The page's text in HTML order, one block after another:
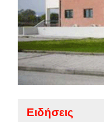
Ειδήσεις